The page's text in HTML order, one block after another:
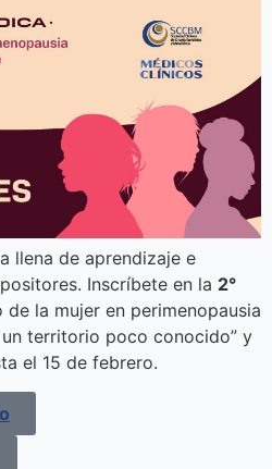
llena de aprendizaje e
Inscríbete en la 2°
de la mujer en perimenopausia
territorio poco conocido” y
el 15 de febrero.